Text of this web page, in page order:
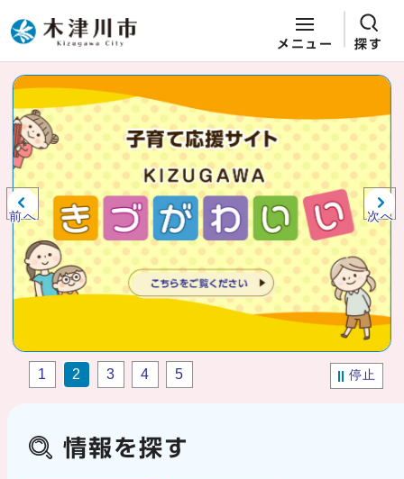
ページの先頭です
メニュー 探す
ここから本文です
ビジュアルエリア。木津川市役所か
らの紹介、お知らせ。
前へ 次へ
停止
1 2 3 4 5
情報を探す